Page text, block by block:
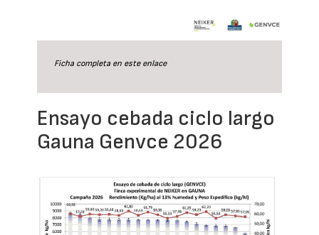
Ficha completa en este enlace
Ensayo cebada ciclo largo
Gauna Genvce 2026